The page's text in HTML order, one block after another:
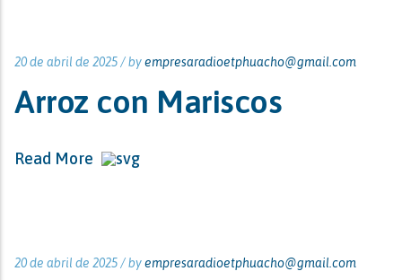
20 de abril de 2025 /byempresaradioetphuacho@gmail.com
Arroz con Mariscos
Read More
20 de abril de 2025 /byempresaradioetphuacho@gmail.com